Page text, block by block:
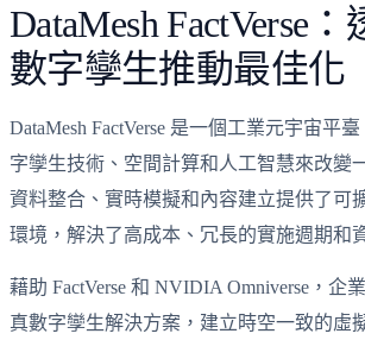
DataMesh FactVerse
數字孿生推動最佳化
DataMesh FactVerse 是一個工業元宇宙平
字孿生技術、空間計算和人工智慧來改變
資料整合、實時模擬和內容建立提供了可
環境，解決了高成本、冗長的實施週期和
藉助 FactVerse 和 NVIDIA Omniverse，企
真數字孿生解決方案，建立時空一致的虛